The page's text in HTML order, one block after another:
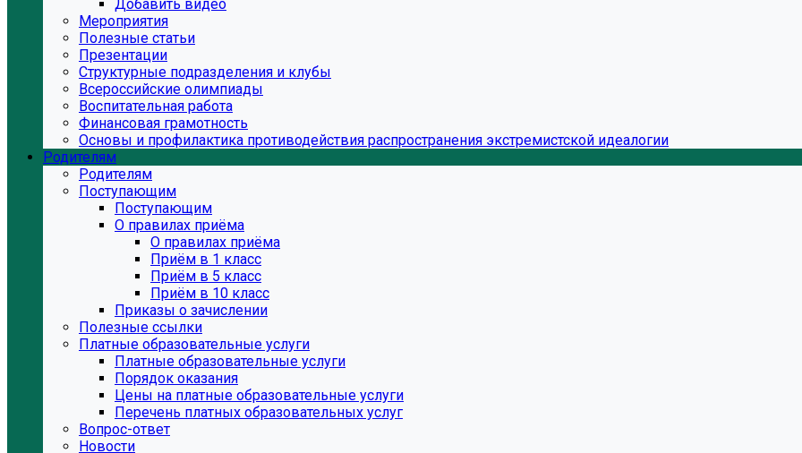
Добавить видео
Мероприятия
Полезные статьи
Презентации
Структурные подразделения и клубы
Всероссийские олимпиады
Воспитательная работа
Финансовая грамотность
Основы и профилактика противодействия распространения экстремистской идеалогии
Родителям
Родителям
Поступающим
Поступающим
О правилах приёма
О правилах приёма
Приём в 1 класс
Приём в 5 класс
Приём в 10 класс
Приказы о зачислении
Полезные ссылки
Платные образовательные услуги
Платные образовательные услуги
Порядок оказания
Цены на платные образовательные услуги
Перечень платных образовательных услуг
Вопрос-ответ
Новости